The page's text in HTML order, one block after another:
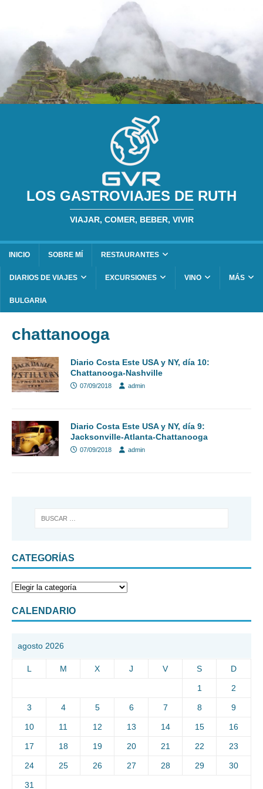
LOS GASTROVIAJES DE RUTH
VIAJAR, COMER, BEBER, VIVIR
INICIO SOBRE MÍ RESTAURANTES
DIARIOS DE VIAJES EXCURSIONES VINO MÁS
BULGARIA
chattanooga
Diario Costa Este USA y NY, día 10:
Chattanooga-Nashville
07/09/2018 admin
Diario Costa Este USA y NY, día 9:
Jacksonville-Atlanta-Chattanooga
07/09/2018 admin
CATEGORÍAS
CALENDARIO
agosto 2026
L M X J V S D
1 2
3 4 5 6 7 8 9
10 11 12 13 14 15 16
17 18 19 20 21 22 23
24 25 26 27 28 29 30
31